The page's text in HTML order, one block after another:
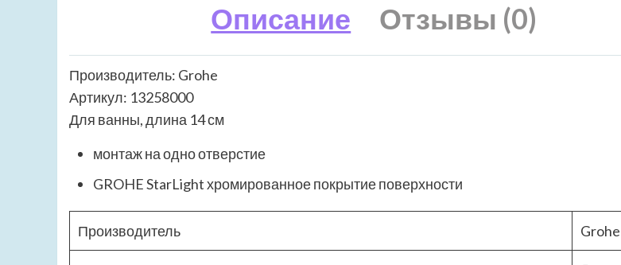
Описание Отзывы (0)
Производитель: Grohe
Артикул: 13258000
Для ванны, длина 14 см
монтаж на одно отверстие
GROHE StarLight хромированное покрытие поверхности
Производитель Grohe